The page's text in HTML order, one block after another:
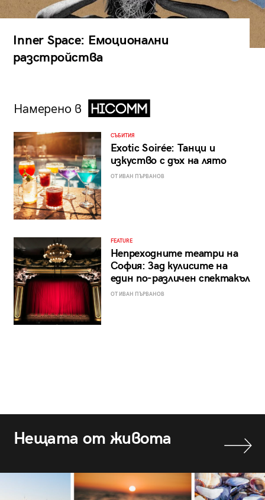
Inner Space: Емоционални
разстройства
Намерено в
СЪБИТИЯ
Exotic Soirée: Танци и
изкуство с дъх на лято
ОТ ИВАН ПЪРВАНОВ
FEATURE
Непреходните театри на
София: Зад кулисите на
един по-различен спектакъл
ОТ ИВАН ПЪРВАНОВ
Нещата от живота